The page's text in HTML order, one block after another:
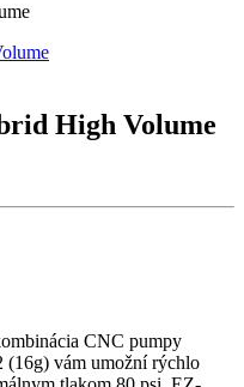
High Volume
CNC pumpy
vám umožní rýchlo